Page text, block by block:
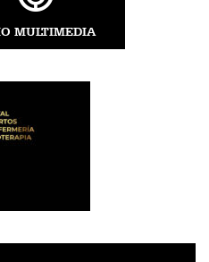
MULTIMEDIA